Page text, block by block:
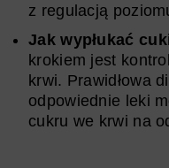
z regulacją
Jak wypłukać
krokiem jest
krwi. Prawidłowa
odpowiednie leki
cukru we krwi na